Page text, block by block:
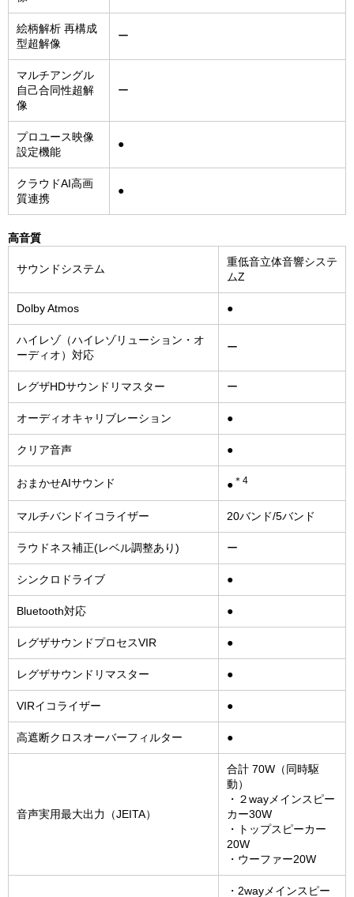
絵柄解析 再構成
型超解像
ー
マルチアングル
自己合同性超解
像
ー
プロユース映像
設定機能
●
クラウドAI高画
質連携
●
高音質
サウンドシステム
重低音立体音響システ
ムZ
Dolby Atmos ●
ハイレゾ（ハイレゾリューション・オ
ーディオ）対応
ー
レグザHDサウンドリマスター ー
オーディオキャリブレーション ●
クリア音声 ●
おまかせAIサウンド ● ＊4
マルチバンドイコライザー 20バンド/5バンド
ラウドネス補正(レベル調整あり) ー
シンクロドライブ ●
Bluetooth対応 ●
レグザサウンドプロセスVIR ●
レグザサウンドリマスター ●
VIRイコライザー ●
高遮断クロスオーバーフィルター ●
音声実用最大出力（JEITA）
合計 70W（同時駆
動）
・２wayメインスピー
カー30W
・トップスピーカー
20W
・ウーファー20W
・2wayメインスピー